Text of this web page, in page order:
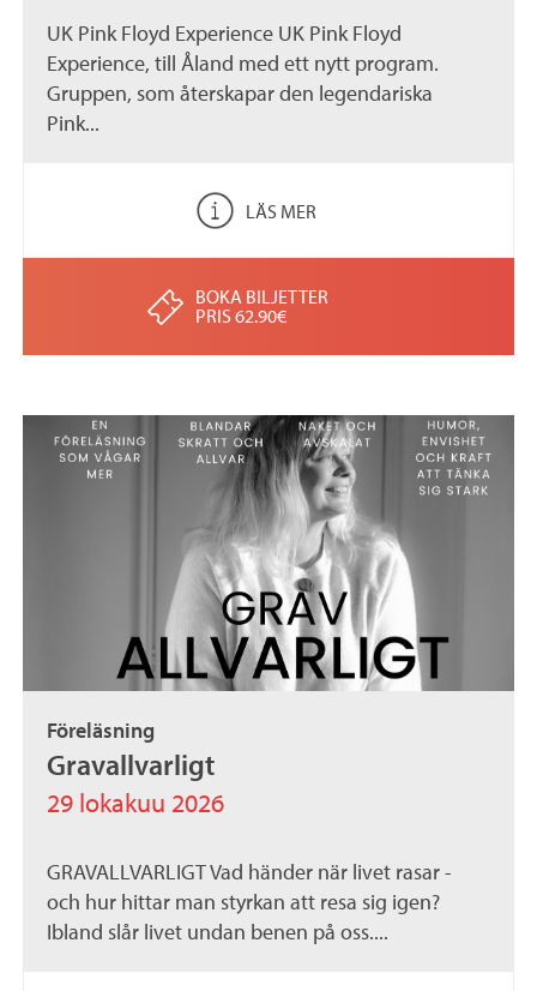
UK Pink Floyd Experience UK Pink Floyd
Experience, till Åland med ett nytt program.
Gruppen, som återskapar den legendariska
Pink...
LÄS MER
BOKA BILJETTER
PRIS 62.90€
Föreläsning
Gravallvarligt
29 lokakuu 2026
GRAVALLVARLIGT Vad händer när livet rasar -
och hur hittar man styrkan att resa sig igen?
Ibland slår livet undan benen på oss....